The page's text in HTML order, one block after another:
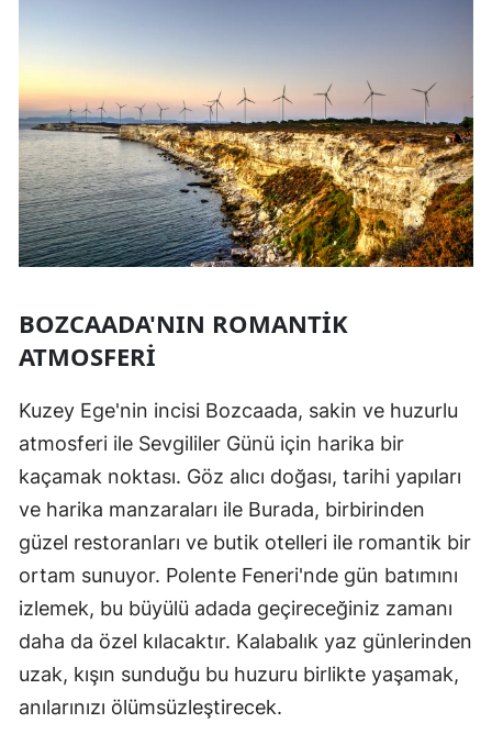
BOZCAADA'NIN ROMANTIK
ATMOSFERI
Kuzey Ege'nin incisi Bozcaada, sakin ve huzurlu
atmosferi ile Sevgililer Günü için harika bir
kaçamak noktası. Göz alıcı doğası, tarihi yapıları
ve harika manzaraları ile Burada, birbirinden
güzel restoranları ve butik otelleri ile romantik bir
ortam sunuyor. Polente Feneri'nde gün batımını
izlemek, bu büyülü adada geçireceğiniz zamanı
daha da özel kılacaktır. Kalabalık yaz günlerinden
uzak, kışın sunduğu bu huzuru birlikte yaşamak,
anılarınızı ölümsüzleştirecek.